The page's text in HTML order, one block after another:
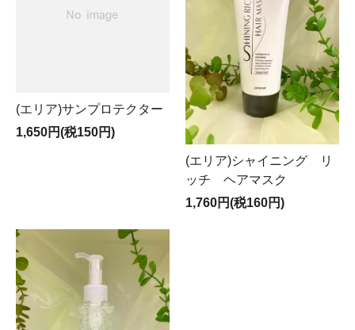
(エリア)サンプロテクター
1,650円(税150円)
(エリア)シャイニング リ
ッチ ヘアマスク
1,760円(税160円)